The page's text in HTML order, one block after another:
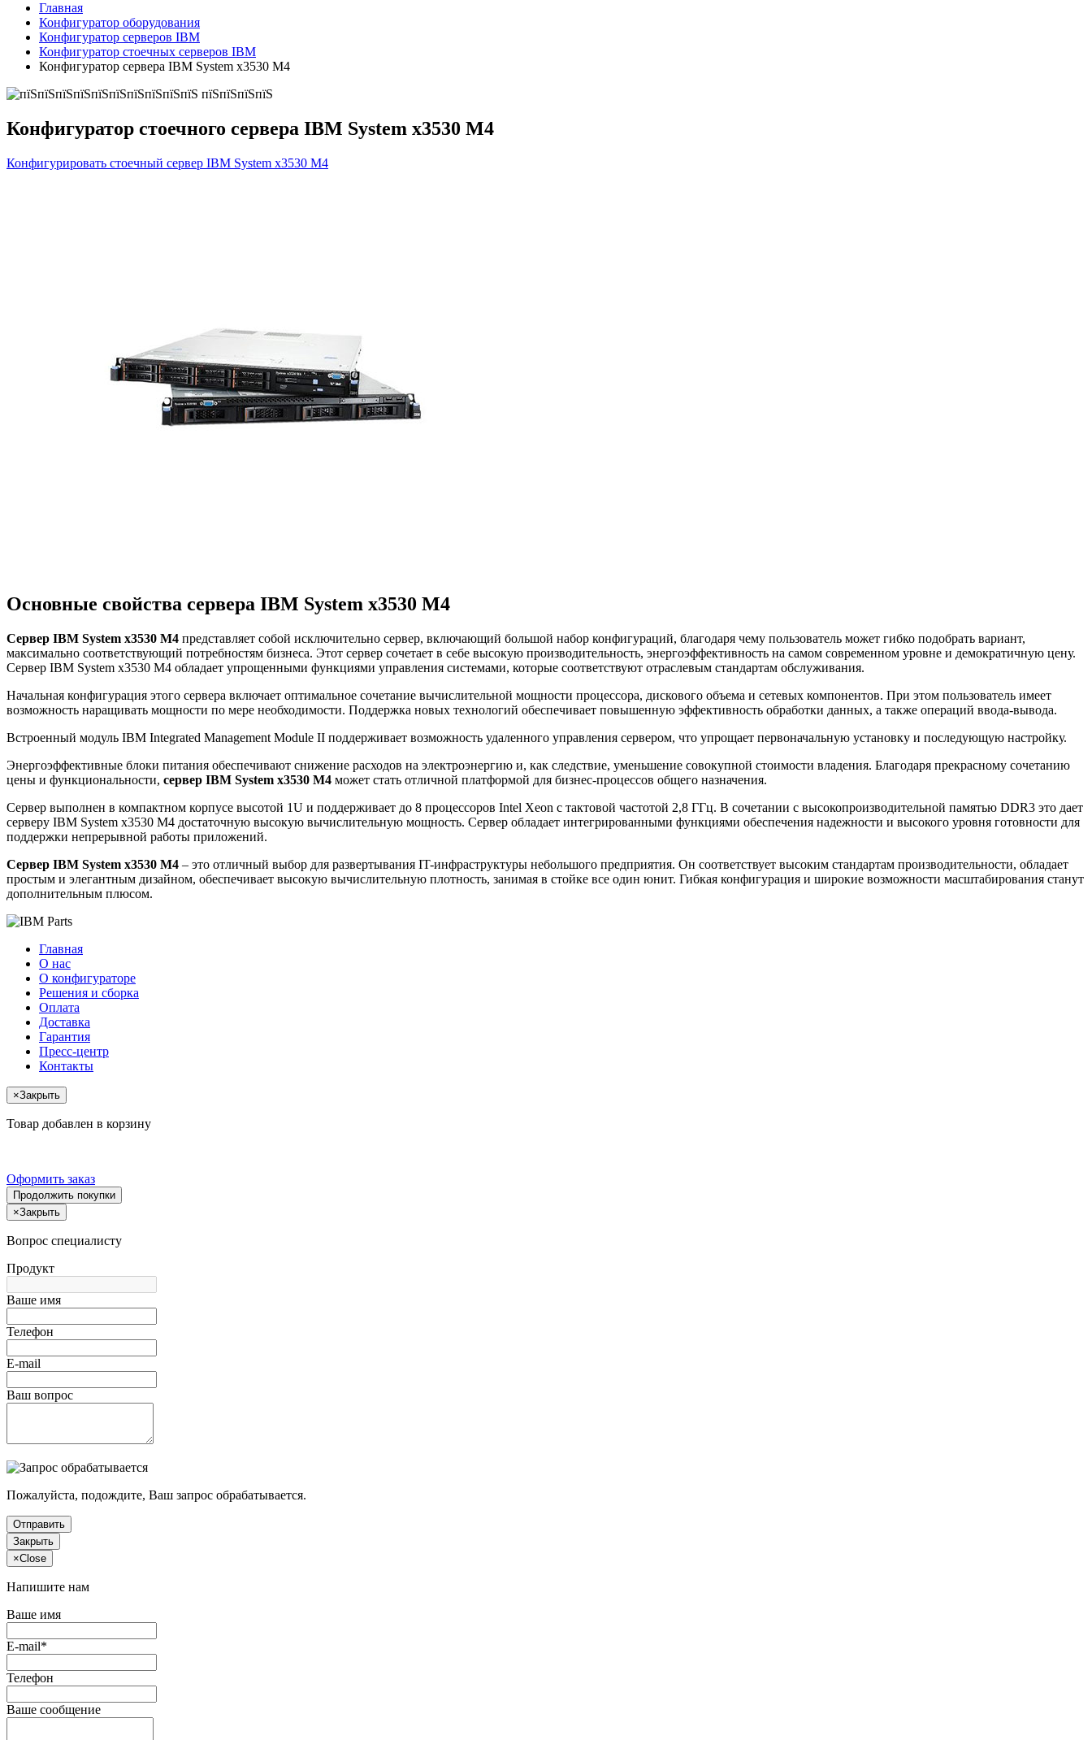
Главная
Конфигуратор оборудования
Конфигуратор серверов IBM
Конфигуратор стоечных серверов IBM
Конфигуратор сервера IBM System x3530 M4
Конфигуратор стоечного сервера IBM System x3530 M4
Конфигурировать стоечный сервер IBM System x3530 M4
Основные свойства сервера IBM System x3530 M4
Сервер IBM System x3530 M4 представляет собой исключительно сервер, включающий большой набор конфигураций, благодаря чему пользователь может гибко подобрать вариант,
максимально соответствующий потребностям бизнеса. Этот сервер сочетает в себе высокую производительность, энергоэффективность на самом современном уровне и демократичную цену.
Сервер IBM System x3530 M4 обладает упрощенными функциями управления системами, которые соответствуют отраслевым стандартам обслуживания.
Начальная конфигурация этого сервера включает оптимальное сочетание вычислительной мощности процессора, дискового объема и сетевых компонентов. При этом пользователь имеет
возможность наращивать мощности по мере необходимости. Поддержка новых технологий обеспечивает повышенную эффективность обработки данных, а также операций ввода-вывода.
Встроенный модуль IBM Integrated Management Module II поддерживает возможность удаленного управления сервером, что упрощает первоначальную установку и последующую настройку.
Энергоэффективные блоки питания обеспечивают снижение расходов на электроэнергию и, как следствие, уменьшение совокупной стоимости владения. Благодаря прекрасному сочетанию
цены и функциональности, сервер IBM System x3530 M4 может стать отличной платформой для бизнес-процессов общего назначения.
Сервер выполнен в компактном корпусе высотой 1U и поддерживает до 8 процессоров Intel Xeon с тактовой частотой 2,8 ГГц. В сочетании с высокопроизводительной памятью DDR3 это дает
серверу IBM System x3530 M4 достаточную высокую вычислительную мощность. Сервер обладает интегрированными функциями обеспечения надежности и высокого уровня готовности для
поддержки непрерывной работы приложений.
Сервер IBM System x3530 M4 – это отличный выбор для развертывания IT-инфраструктуры небольшого предприятия. Он соответствует высоким стандартам производительности, обладает
простым и элегантным дизайном, обеспечивает высокую вычислительную плотность, занимая в стойке все один юнит. Гибкая конфигурация и широкие возможности масштабирования станут
дополнительным плюсом.
Главная
О нас
О конфигураторе
Решения и сборка
Оплата
Доставка
Гарантия
Пресс-центр
Контакты
×Закрыть
Товар добавлен в корзину
Оформить заказ
Продолжить покупки
×Закрыть
Вопрос специалисту
Продукт
Ваше имя
Телефон
E-mail
Ваш вопрос
Пожалуйста, подождите, Ваш запрос обрабатывается.
Отправить
Закрыть
×Close
Напишите нам
Ваше имя
E-mail*
Телефон
Ваше сообщение